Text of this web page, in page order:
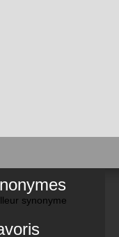
synonyme